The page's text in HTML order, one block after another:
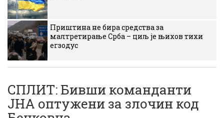
Приштина не бира средства за
малтретирање Срба – циљ је њихов тихи
егзодус
СПЛИТ: Бивши команданти
ЈНА оптужени за злочин код